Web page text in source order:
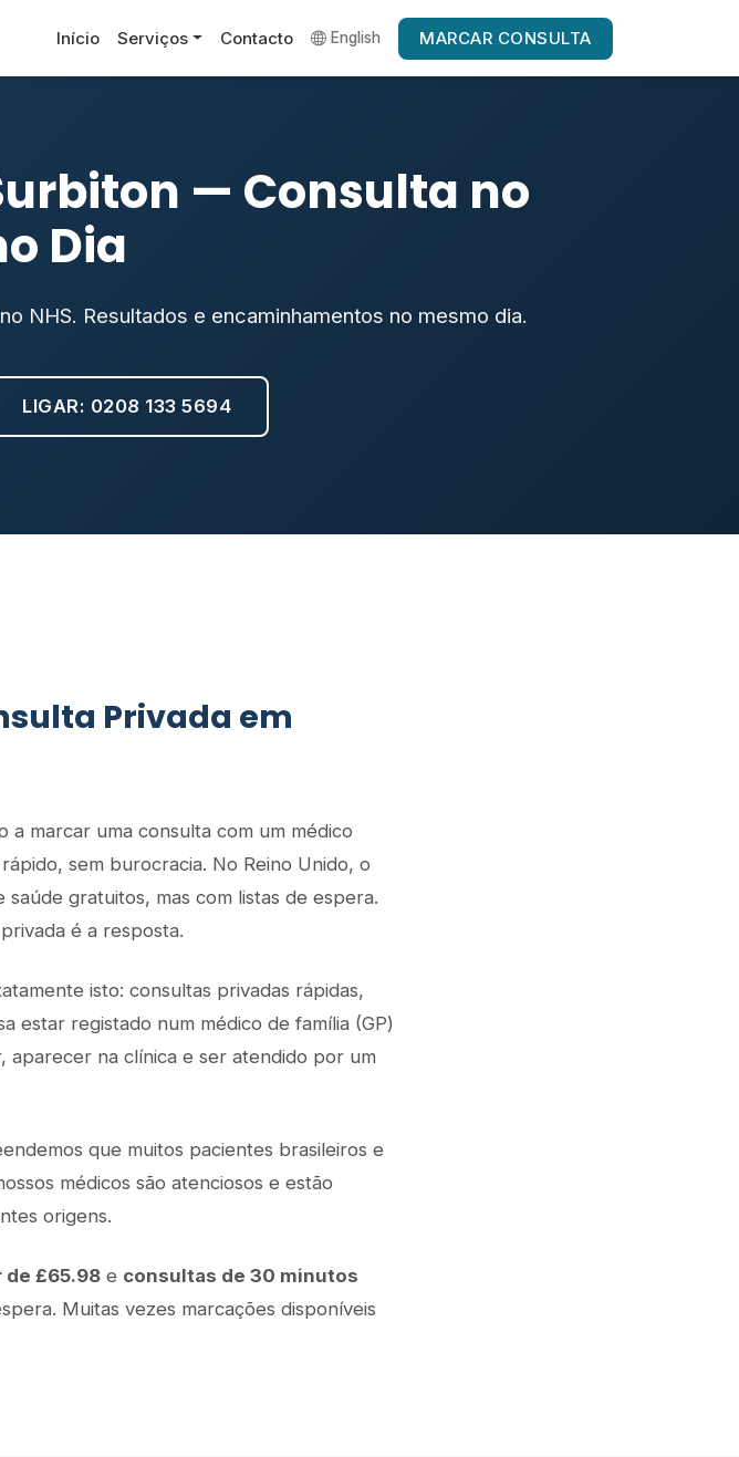
Início Serviços Contacto English MARCAR CONSULTA
— Consulta no
Dia
NHS. Resultados e encaminhamentos no mesmo dia.
LIGAR: 0208 133 5694
Privada em
marcar uma consulta com um médico
sem burocracia. No Reino Unido, o
gratuitos, mas com listas de espera.
é a resposta.
isto: consultas privadas rápidas,
estar registado num médico de família (GP)
aparecer na clínica e ser atendido por um
que muitos pacientes brasileiros e
médicos são atenciosos e estão
origens.
de £65.98 e consultas de 30 minutos
Muitas vezes marcações disponíveis